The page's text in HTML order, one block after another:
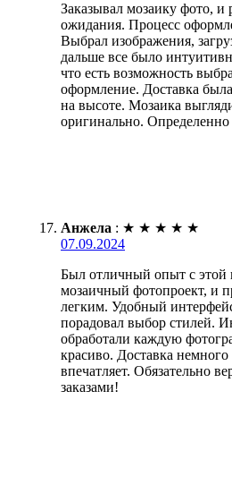
Заказывал мозаику фото, и
ожидания. Процесс
Выбрал изображения,
дальше все было
что есть возможность
оформление. Доставка
на высоте. Мозаика
оригинально. Определенно
Анжела : ★ ★ ★ ★ ★
07.09.2024
Был отличный опыт с этой
мозаичный фотопроект, и
легким. Удобный
порадовал выбор стилей.
обработали каждую
красиво. Доставка немного
впечатляет. Обязательно
заказами!